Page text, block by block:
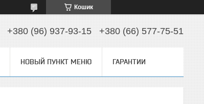
Кошик
+380 (96) 937-93-15 +380 (66) 577-75-51
НОВЫЙ ПУНКТ МЕНЮ ГАРАНТИИ